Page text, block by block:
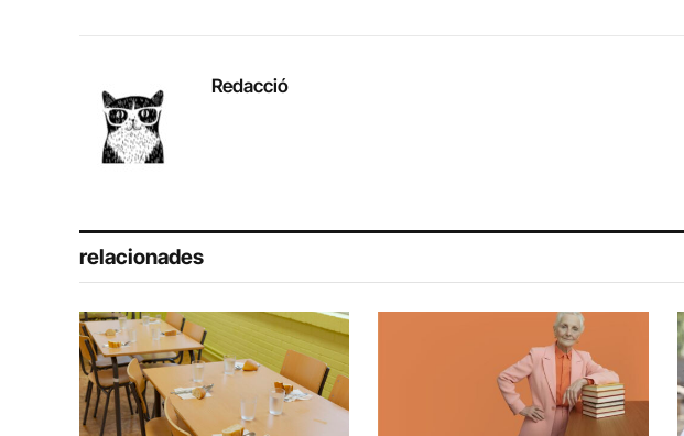
Redacció
relacionades